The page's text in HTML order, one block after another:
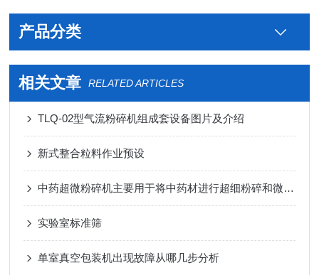
产品分类
相关文章 RELATED ARTICLES
TLQ-02型气流粉碎机组成套设备图片及介绍
新式整合粒料作业预设
中药超微粉碎机主要用于将中药材进行超细粉碎和微观分散
实验室标准筛
单室真空包装机出现故障从哪几步分析